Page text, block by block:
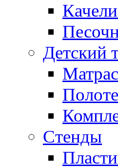
Детский
Стенды